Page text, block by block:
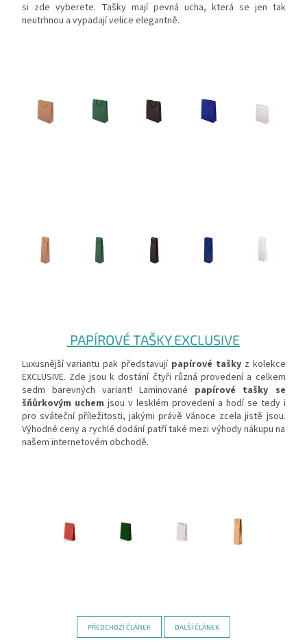
si zde vyberete. Tašky mají pevná ucha, která se jen tak
neutrhnou a vypadají velice elegantně.
PAPÍROVÉ TAŠKY EXCLUSIVE
Luxusnější variantu pak představují papírové taškyz kolekce
EXCLUSIVE. Zde jsou k dostání čtyři různá provedení a celkem
sedm barevných variant! Laminované papírové tašky se
šňůrkovým uchem jsou v lesklém provedení a hodí se tedy i
pro sváteční příležitosti, jakými právě Vánoce zcela jistě jsou.
Výhodné ceny a rychlé dodání patří také mezi výhody nákupu na
našem internetovém obchodě.
PŘEDCHOZÍ ČLÁNEK DALŠÍ ČLÁNEK